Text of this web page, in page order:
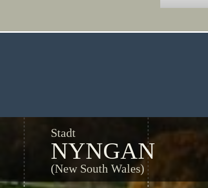
Stadt
NYNGAN
(New South Wales)